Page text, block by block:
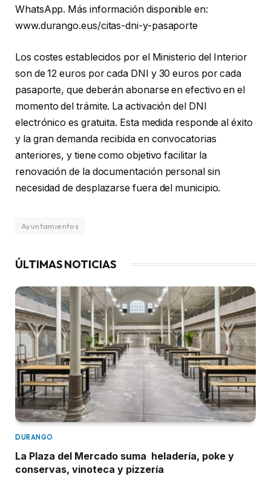
WhatsApp. Más información disponible en:
www.durango.eus/citas-dni-y-pasaporte
Los costes establecidos por el Ministerio del Interior
son de 12 euros por cada DNI y 30 euros por cada
pasaporte, que deberán abonarse en efectivo en el
momento del trámite. La activación del DNI
electrónico es gratuita. Esta medida responde al éxito
y la gran demanda recibida en convocatorias
anteriores, y tiene como objetivo facilitar la
renovación de la documentación personal sin
necesidad de desplazarse fuera del municipio.
Ayuntamientos
ÚLTIMAS NOTICIAS
DURANGO
La Plaza del Mercado suma heladería, poke y
conservas, vinoteca y pizzería